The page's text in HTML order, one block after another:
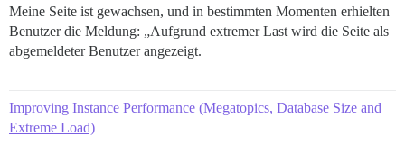
Meine Seite ist gewachsen, und in bestimmten Momenten erhielten
Benutzer die Meldung: „Aufgrund extremer Last wird die Seite als
abgemeldeter Benutzer angezeigt.
Improving Instance Performance (Megatopics, Database Size and
Extreme Load)